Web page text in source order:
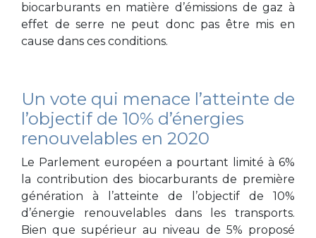
biocarburants en matière d’émissions de gaz à
effet de serre ne peut donc pas être mis en
cause dans ces conditions.
Un vote qui menace l’atteinte de
l’objectif de 10% d’énergies
renouvelables en 2020
Le Parlement européen a pourtant limité à 6%
la contribution des biocarburants de première
génération à l’atteinte de l’objectif de 10%
d’énergie renouvelables dans les transports.
Bien que supérieur au niveau de 5% proposé